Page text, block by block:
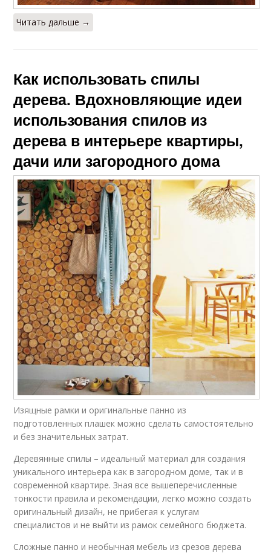
Читать дальше →
Как использовать спилы
дерева. Вдохновляющие идеи
использования спилов из
дерева в интерьере квартиры,
дачи или загородного дома
Изящные рамки и оригинальные панно из
подготовленных плашек можно сделать самостоятельно
и без значительных затрат.
Деревянные спилы – идеальный материал для создания
уникального интерьера как в загородном доме, так и в
современной квартире. Зная все вышеперечисленные
тонкости правила и рекомендации, легко можно создать
оригинальный дизайн, не прибегая к услугам
специалистов и не выйти из рамок семейного бюджета.
Сложные панно и необычная мебель из срезов дерева